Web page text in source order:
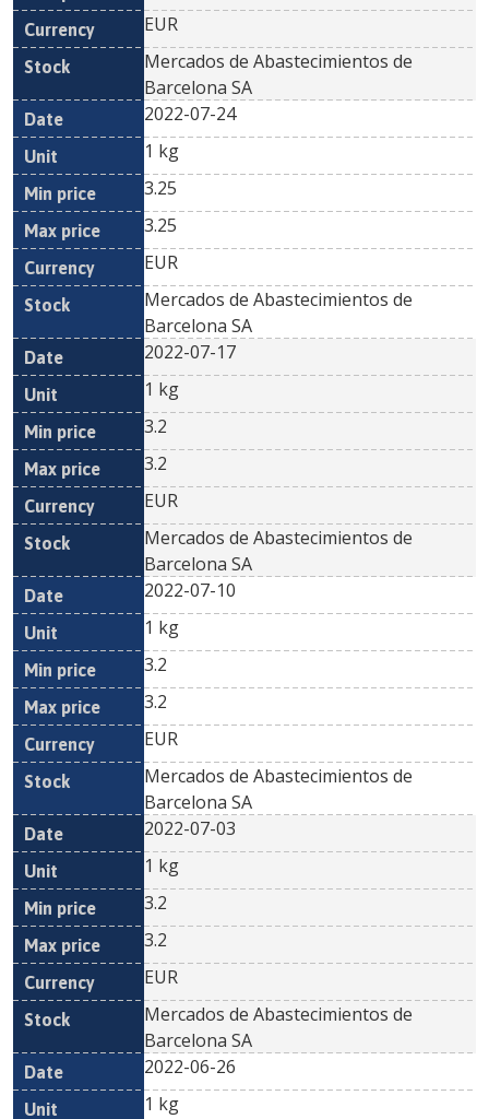
EUR
Mercados de Abastecimientos de
Barcelona SA
2022-07-24
1 kg
3.25
3.25
EUR
Mercados de Abastecimientos de
Barcelona SA
2022-07-17
1 kg
3.2
3.2
EUR
Mercados de Abastecimientos de
Barcelona SA
2022-07-10
1 kg
3.2
3.2
EUR
Mercados de Abastecimientos de
Barcelona SA
2022-07-03
1 kg
3.2
3.2
EUR
Mercados de Abastecimientos de
Barcelona SA
2022-06-26
1 kg